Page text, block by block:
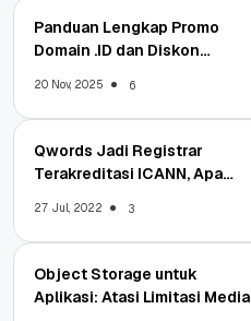
Panduan Lengkap Promo
Domain .ID dan Diskon
20 Nov, 2025 6
Qwords Jadi Registrar
Terakreditasi ICANN, Apa
27 Jul, 2022 3
Object Storage untuk
Aplikasi: Atasi Limitasi Media